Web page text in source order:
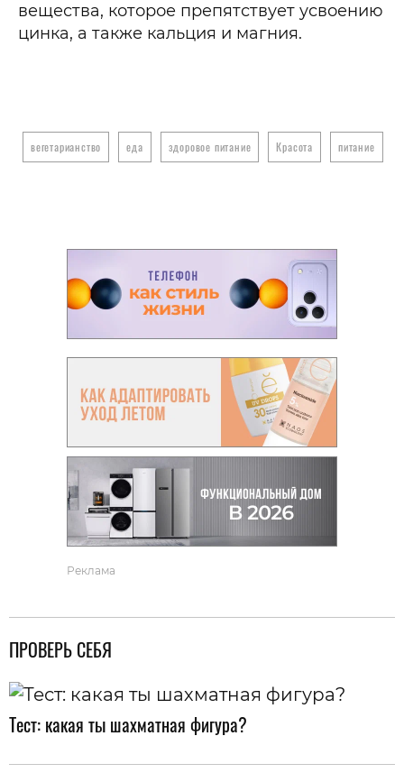
вещества, которое препятствует усвоению
цинка, а также кальция и магния.
вегетарианство еда здоровое питание Красота питание
Реклама
ПРОВЕРЬ СЕБЯ
Тест: какая ты шахматная фигура?